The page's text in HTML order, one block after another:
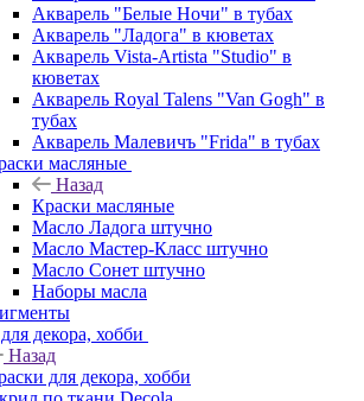
Акварель "Белые Ночи" в тубах
Акварель "Ладога" в кюветах
Акварель Vista-Artista "Studio" в
кюветах
Акварель Royal Talens "Van Gogh" в
тубах
Акварель Малевичъ "Frida" в тубах
масляные
Назад
Краски масляные
Масло Ладога штучно
Масло Мастер-Класс штучно
Масло Сонет штучно
Наборы масла
декора, хобби
Назад
для декора, хобби